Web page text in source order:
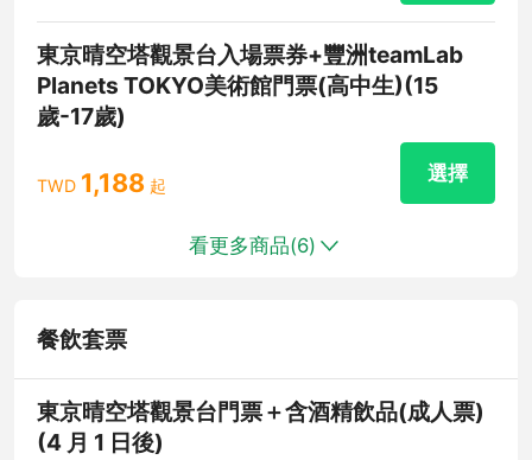
東京晴空塔觀景台入場票券+豐洲teamLab
Planets TOKYO美術館門票(高中生)(15
歲-17歲)
TWD 1,188 起
選擇
看更多商品(6)
餐飲套票
東京晴空塔觀景台門票＋含酒精飲品(成人票)
(4 月 1 日後)